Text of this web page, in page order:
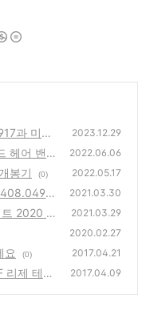
과 미도
2023.12.29
헤어 밴드
2022.06.06
봉기 (0) 2022.05.17
2021.03.30
2020 리
2021.03.29
2020.02.27
요 (0) 2017.04.21
리제 테라
2017.04.09